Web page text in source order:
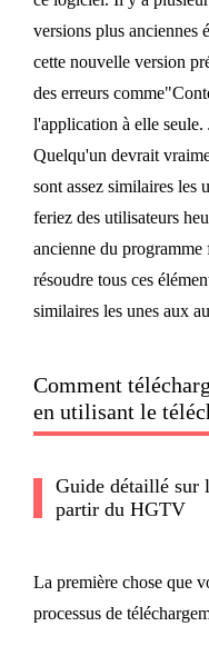
versions plus anciennes
cette nouvelle version
des erreurs
l'application à elle seule.
Quelqu'un devrait
sont assez similaires les
feriez des utilisateurs
ancienne du
résoudre tous ces
similaires les unes aux
Comment
en utilisant le
Guide détaillé sur
partir du HGTV
La première chose que
processus de